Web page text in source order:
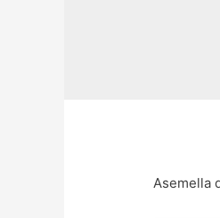
Asemella